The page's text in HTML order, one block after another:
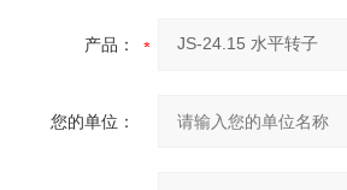
产品：
您的单位：